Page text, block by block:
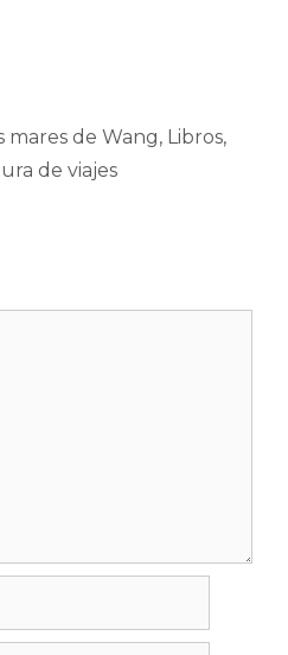
mares de Wang, Libros,
de viajes